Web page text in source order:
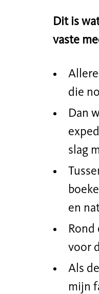
Dit is
vaste
die
Dan
slag
en
Rond
voor
Als
mijn